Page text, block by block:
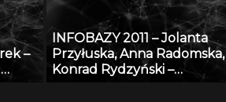
–
INFOBAZY 2011 – Jolanta
Przyłuska, Anna Radomska,
Konrad Rydzyński –